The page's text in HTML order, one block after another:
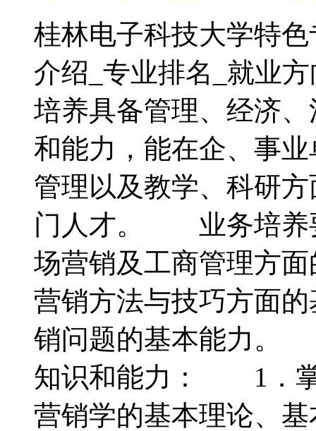
桂林电子科技大学特
介绍_专业排名_就
培养具备管理、经济
和能力，能在企、事
管理以及教学、科研
门人才。 业务培养
场营销及工商管理方
营销方法与技巧方面
销问题的基本能力。
知识和能力： 1．掌
营销学的基本理论、